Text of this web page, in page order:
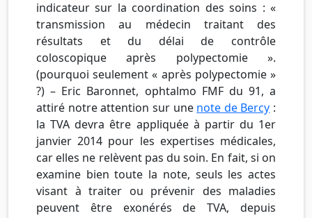
indicateur sur la coordination des soins : «
transmission au médecin traitant des
résultats et du délai de contrôle
coloscopique après polypectomie ».
(pourquoi seulement « après polypectomie »
?) – Eric Baronnet, ophtalmo FMF du 91, a
attiré notre attention sur une note de Bercy :
la TVA devra être appliquée à partir du 1er
janvier 2014 pour les expertises médicales,
car elles ne relèvent pas du soin. En fait, si on
examine bien toute la note, seuls les actes
visant à traiter ou prévenir des maladies
peuvent être exonérés de TVA, depuis